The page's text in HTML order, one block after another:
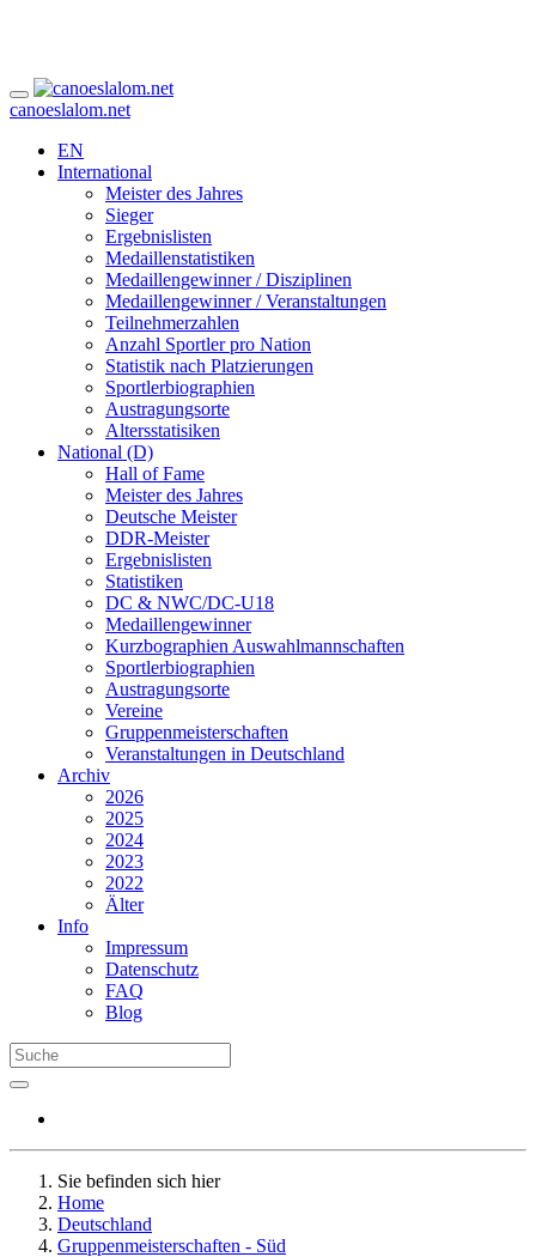
canoeslalom.net
EN
International
Meister des Jahres
Sieger
Ergebnislisten
Medaillenstatistiken
Medaillengewinner / Disziplinen
Medaillengewinner / Veranstaltungen
Teilnehmerzahlen
Anzahl Sportler pro Nation
Statistik nach Platzierungen
Sportlerbiographien
Austragungsorte
Altersstatisiken
National (D)
Hall of Fame
Meister des Jahres
Deutsche Meister
DDR-Meister
Ergebnislisten
Statistiken
DC & NWC/DC-U18
Medaillengewinner
Kurzbographien Auswahlmannschaften
Sportlerbiographien
Austragungsorte
Vereine
Gruppenmeisterschaften
Veranstaltungen in Deutschland
Archiv
2026
2025
2024
2023
2022
Älter
Info
Impressum
Datenschutz
FAQ
Blog
Sie befinden sich hier
Home
Deutschland
Gruppenmeisterschaften - Süd